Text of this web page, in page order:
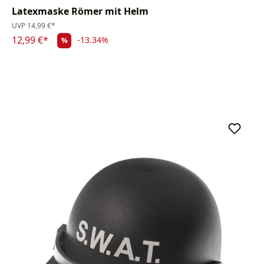
Latexmaske Römer mit Helm
UVP 14,99 €*
12,99 €* % -13.34%